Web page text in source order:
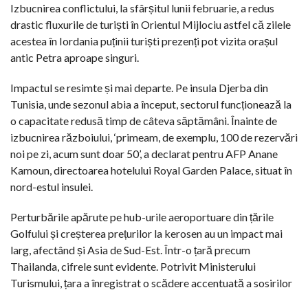
Izbucnirea conflictului, la sfârșitul lunii februarie, a redus
drastic fluxurile de turiști în Orientul Mijlociu astfel că zilele
acestea în Iordania puținii turiști prezenți pot vizita orașul
antic Petra aproape singuri.
Impactul se resimte și mai departe. Pe insula Djerba din
Tunisia, unde sezonul abia a început, sectorul funcționează la
o capacitate redusă timp de câteva săptămâni. Înainte de
izbucnirea războiului, ‘primeam, de exemplu, 100 de rezervări
noi pe zi, acum sunt doar 50’, a declarat pentru AFP Anane
Kamoun, directoarea hotelului Royal Garden Palace, situat în
nord-estul insulei.
Perturbările apărute pe hub-urile aeroportuare din țările
Golfului și creșterea prețurilor la kerosen au un impact mai
larg, afectând și Asia de Sud-Est. Într-o țară precum
Thailanda, cifrele sunt evidente. Potrivit Ministerului
Turismului, țara a înregistrat o scădere accentuată a sosirilor